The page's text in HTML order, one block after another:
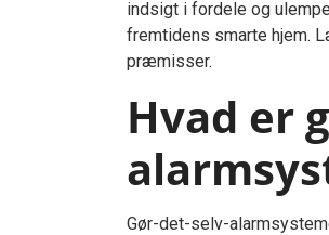
indsigt i fordele og
fremtidens smarte hjem.
præmisser.
Hvad er
Gør-det-selv-